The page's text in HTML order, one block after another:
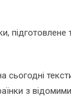
з